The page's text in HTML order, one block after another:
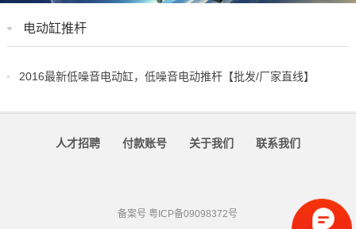
电动缸推杆
2016最新低噪音电动缸，低噪音电动推杆【批发/厂家直线】
人才招聘 付款账号 关于我们 联系我们
备案号粤ICP备09098372号